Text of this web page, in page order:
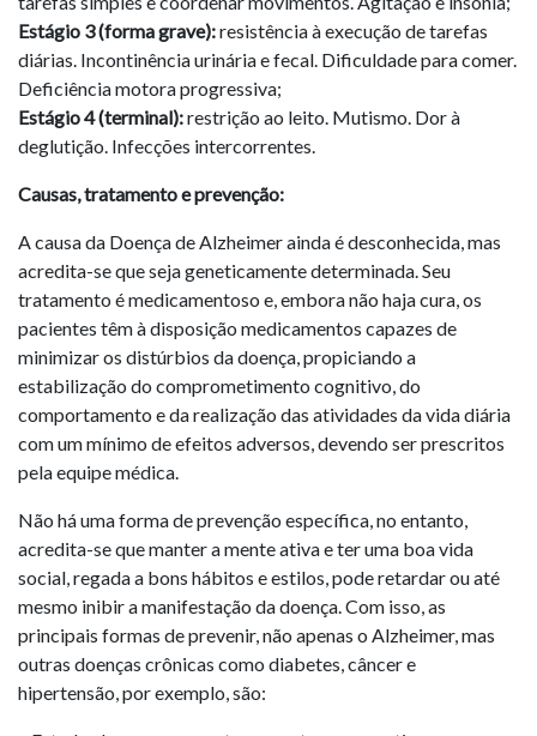
Estágio 3 (forma grave):resistência à execução de tarefas
diárias. Incontinência urinária e fecal. Dificuldade para comer.
Deficiência motora progressiva;
Estágio 4 (terminal):restrição ao leito. Mutismo. Dor à
deglutição. Infecções intercorrentes.
Causas, tratamento e prevenção:
A causa da Doença de Alzheimer ainda é desconhecida, mas
acredita-se que seja geneticamente determinada. Seu
tratamento é medicamentoso e, embora não haja cura, os
pacientes têm à disposição medicamentos capazes de
minimizar os distúrbios da doença, propiciando a
estabilização do comprometimento cognitivo, do
comportamento e da realização das atividades da vida diária
com um mínimo de efeitos adversos, devendo ser prescritos
pela equipe médica.
Não há uma forma de prevenção específica, no entanto,
acredita-se que manter a mente ativa e ter uma boa vida
social, regada a bons hábitos e estilos, pode retardar ou até
mesmo inibir a manifestação da doença. Com isso, as
principais formas de prevenir, não apenas o Alzheimer, mas
outras doenças crônicas como diabetes, câncer e
hipertensão, por exemplo, são: